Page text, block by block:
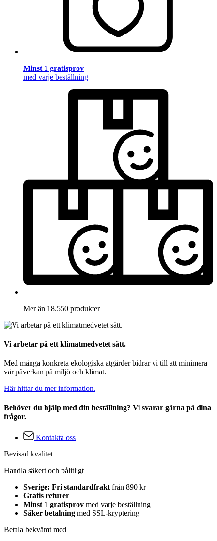
Minst 1 gratisprov
med varje beställning
Mer än 18.550 produkter
Vi arbetar på ett klimatmedvetet sätt.
Med många konkreta ekologiska åtgärder bidrar vi till att minimera
vår påverkan på miljö och klimat.
Här hittar du mer information.
Behöver du hjälp med din beställning? Vi svarar gärna på dina
frågor.
Kontakta oss
Bevisad kvalitet
Handla säkert och pålitligt
Sverige: Fri standardfrakt från 890 kr
Gratis returer
Minst 1 gratisprov med varje beställning
Säker betalning med SSL-kryptering
Betala bekvämt med